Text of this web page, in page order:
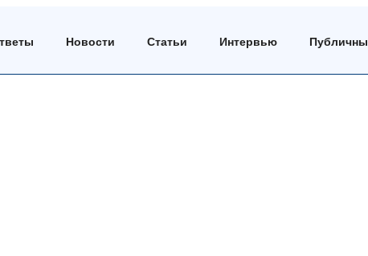
Новости Статьи Интервью